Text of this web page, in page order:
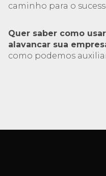
caminho para o
Quer saber como
alavancar sua
como podemos